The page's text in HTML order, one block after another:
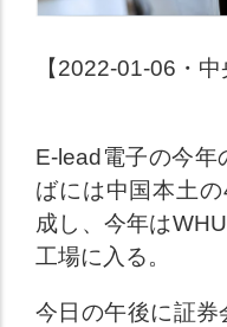
【2022-01-06
E-lead電子の今年
ばには中国本土
成し、今年は
工場に入る。
今日の午後に証券